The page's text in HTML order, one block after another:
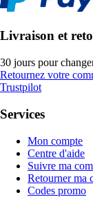
Livraison et
30 jours pour
Retournez votre
Trustpilot
Services
Mon compte
Centre d'aide
Suivre ma
Retourner ma
Codes promo